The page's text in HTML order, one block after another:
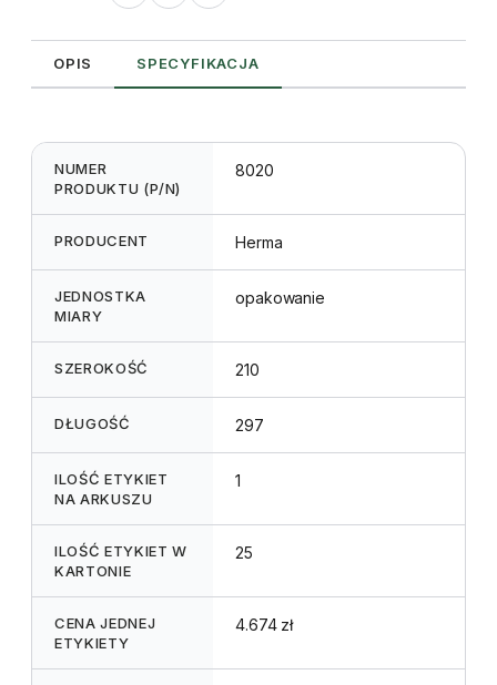
(25szt)
OPIS SPECYFIKACJA
NUMER
PRODUKTU (P/N)
8020
PRODUCENT Herma
JEDNOSTKA
MIARY
opakowanie
SZEROKOŚĆ 210
DŁUGOŚĆ 297
ILOŚĆ ETYKIET
NA ARKUSZU
1
ILOŚĆ ETYKIET W
KARTONIE
25
CENA JEDNEJ
ETYKIETY
4.674 zł